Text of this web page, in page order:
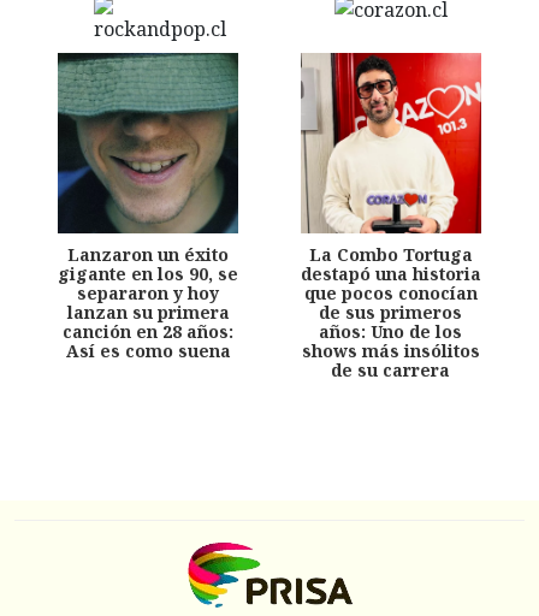
Lanzaron un éxito
gigante en los 90, se
separaron y hoy
lanzan su primera
canción en 28 años:
Así es como suena
La Combo Tortuga
destapó una historia
que pocos conocían
de sus primeros
años: Uno de los
shows más insólitos
de su carrera